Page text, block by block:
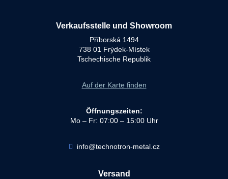
Verkaufsstelle und Showroom
Příborská 1494
738 01 Frýdek-Místek
Tschechische Republik
Auf der Karte finden
Öffnungszeiten:
Mo – Fr: 07:00 – 15:00 Uhr
info@technotron-metal.cz
Versand